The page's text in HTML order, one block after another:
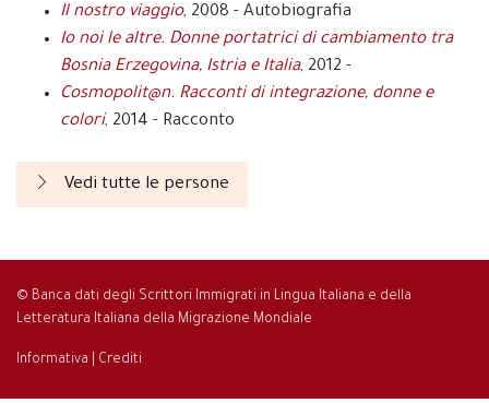
Il nostro viaggio, 2008 - Autobiografia
Io noi le altre. Donne portatrici di cambiamento tra
Bosnia Erzegovina, Istria e Italia, 2012 -
Cosmopolit@n. Racconti di integrazione, donne e
colori, 2014 - Racconto
Vedi tutte le persone
© Banca dati degli Scrittori Immigrati in Lingua Italiana e della
Letteratura Italiana della Migrazione Mondiale
Informativa Crediti